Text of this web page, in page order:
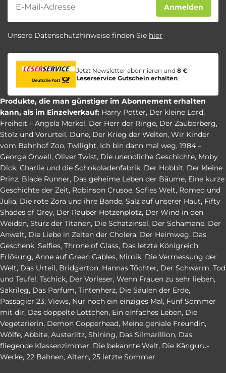
Anmelden
Unsere Datenschutzhinweise finden Sie hier
Jetzt Newsletter abonnieren und 8 €
Leserservice Gutschein erhalten.
Produkte, die man günstiger im Abonnement erhalten
kann, als im Einzelverkauf: Harry Potter, Der kleine Lord,
Freiheit – Angela Merkel, Der Herr der Ringe, Der Zauberberg,
Stolz und Vorurteil, Dune, Der Krieg der Welten, Wir Kinder
vom Bahnhof Zoo, Twilight, Ich bin dann mal weg, 1984 –
George Orwell, Oliver Twist, Die unendliche Geschichte, Moby
Dick, Charlie und die Schokoladenfabrik, Der Hobbit, Der kleine
Prinz, Blade Runner, Das geheime Leben der Bäume, Eine kurze
Geschichte der Zeit, Robinson Crusoe, Sofies Welt, Romeo und
Julia, Die rote Zora und ihre Bande, Salz auf unserer Haut, Fifty
Shades of Grey, Der Räuber Hotzenplotz, Der Wind in den
Weiden, Sturz der Titanen, Die Schatzinsel, Der Schamane, Der
Anwalt, Die Liebe in Zeiten der Cholera, Der Heimweg, Das
Geschenk, Selfies, Throne of Glass, Das letzte Königreich,
Erlösung, Anne auf Green Gables, Mimik, Die Vermessung der
Welt, Das Urteil, Bridgerton, Hannas Töchter, Der Schwarm, Tod
und Teufel, Tschick, Der Vorleser, Wenn Frauen zu sehr lieben,
Sakrileg, Das Parfum, Tintenherz, Die Säulen der Erde,
Passagier 23, Views, Nur noch ein einziges Mal, Fünf Sommer
mit dir, Das doppelte Lottchen, Ein einfaches Leben, Die
Vegetarierin, Demon Copperhead, Meine geniale Freundin,
Wölfe, Abbite, Austerlitz, Shining, Das Silmarillion, Das
fliegende Klassenzimmer, Die bekannte Welt, Die Känguru-
Werke, 22 Bahnen, Altern, 25 letzte Sommer